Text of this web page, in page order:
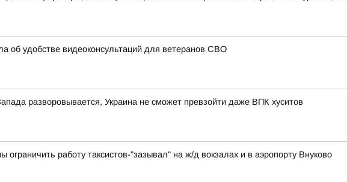
об удобстве видеоконсультаций для ветеранов СВО
разворовывается, Украина не сможет превзойти даже ВПК хуситов
ограничить работу таксистов-"зазывал" на ж/д вокзалах и в аэропорту Внуково